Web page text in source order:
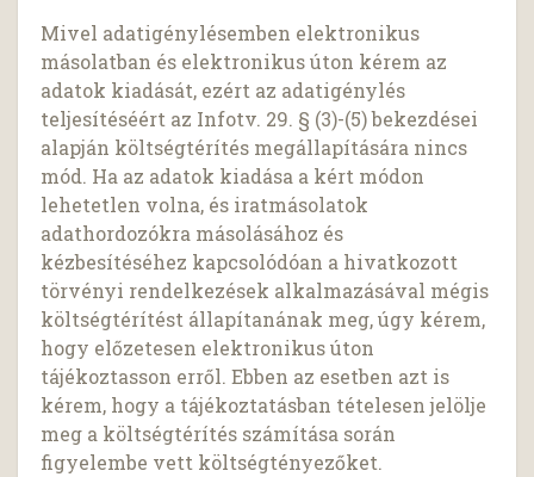
Mivel adatigénylésemben elektronikus
másolatban és elektronikus úton kérem az
adatok kiadását, ezért az adatigénylés
teljesítéséért az Infotv. 29. § (3)-(5) bekezdései
alapján költségtérítés megállapítására nincs
mód. Ha az adatok kiadása a kért módon
lehetetlen volna, és iratmásolatok
adathordozókra másolásához és
kézbesítéséhez kapcsolódóan a hivatkozott
törvényi rendelkezések alkalmazásával mégis
költségtérítést állapítanának meg, úgy kérem,
hogy előzetesen elektronikus úton
tájékoztasson erről. Ebben az esetben azt is
kérem, hogy a tájékoztatásban tételesen jelölje
meg a költségtérítés számítása során
figyelembe vett költségtényezőket.